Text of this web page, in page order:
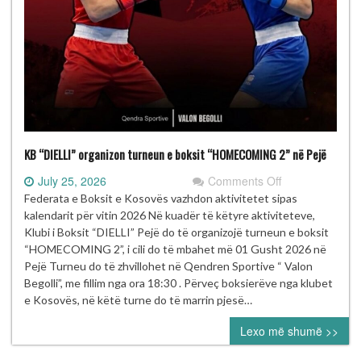
KB “DIELLI” organizon turneun e boksit “HOMECOMING 2” në Pejë
July 25, 2026 Comments Offon
KB
“DIELLI”
organizon
turneun
e
boksit
2”
në
Pejë
Federata e Boksit e Kosovës vazhdon aktivitetet sipas
kalendarit për vitin 2026 Në kuadër të këtyre aktiviteteve,
Klubi i Boksit “DIELLI” Pejë do të organizojë turneun e boksit
“HOMECOMING 2”, i cili do të mbahet më 01 Gusht 2026 në
Pejë Turneu do të zhvillohet në Qendren Sportive “ Valon
Begolli”, me fillim nga ora 18:30 . Përveç boksierëve nga klubet
e Kosovës, në këtë turne do të marrin pjesë…
Lexo më shumë >>